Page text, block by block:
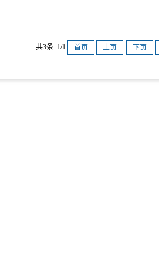
共3条 1/1 首页 上页 下页